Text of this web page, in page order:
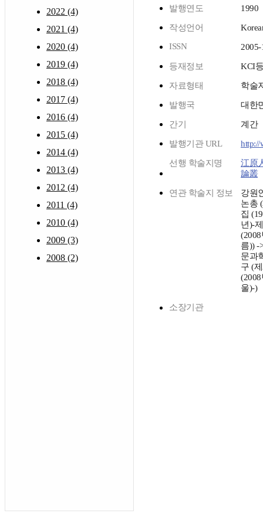
2022 (4)
2021 (4)
2020 (4)
2019 (4)
2018 (4)
2017 (4)
2016 (4)
2015 (4)
2014 (4)
2013 (4)
2012 (4)
2011 (4)
2010 (4)
2009 (3)
2008 (2)
발행연도 1990
작성언어
ISSN
2005-
등재정보 KCI
자료형태 학술
발행국 대한
간기 계간
발행기관 URL http://
선행 학술지명
江原
論叢
연관 학술지 정보
강원
논총
집
년)-
름)) -
문과
구 (
울)-)
소장기관